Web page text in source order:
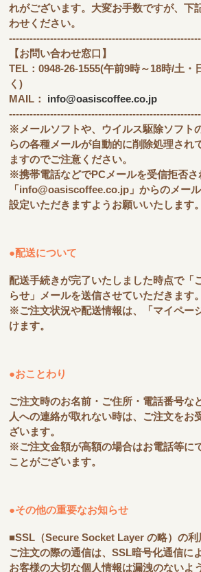
れがございます。大変お手数ですが、下
わせください。
【お問い合わせ窓口】
TEL：0948-26-1555(午前9時～18時/土・
く)
MAIL： info@oasiscoffee.co.jp
※メールソフトや、ウイルス駆除ソフト
らの各種メールが自動的に削除処理され
ますのでご注意ください。
※携帯電話などでPCメールを受信拒否さ
「info@oasiscoffee.co.jp」からのメー
設定いただきますようお願いいたします。
●配送について
配送手続きが完了いたしました時点で「
らせ」メールを送信させていただきます。
※ご注文状況や配送情報は、「マイペー
けます。
●おことわり
ご注文時のお名前・ご住所・電話番号な
人への連絡が取れない時は、ご注文をお
ざいます。
※ご注文金額が高額の場合はお電話等に
ことがございます。
●その他の重要なお知らせ
■SSL（Secure Socket Layer の略）の利
ご注文の際の通信は、SSL暗号化通信に
お客様の大切な個人情報は漏洩のないよ